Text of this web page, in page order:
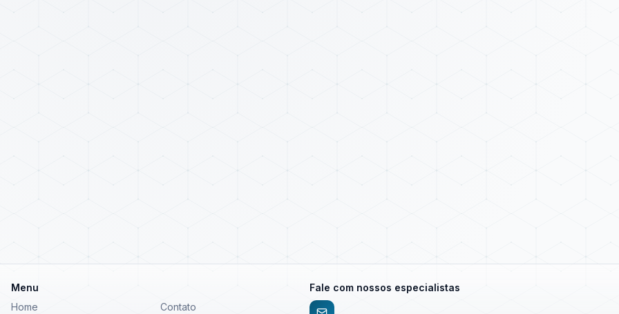
Menu
Home
Contato
Fale com nossos especialistas